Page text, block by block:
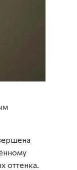
оттенка.